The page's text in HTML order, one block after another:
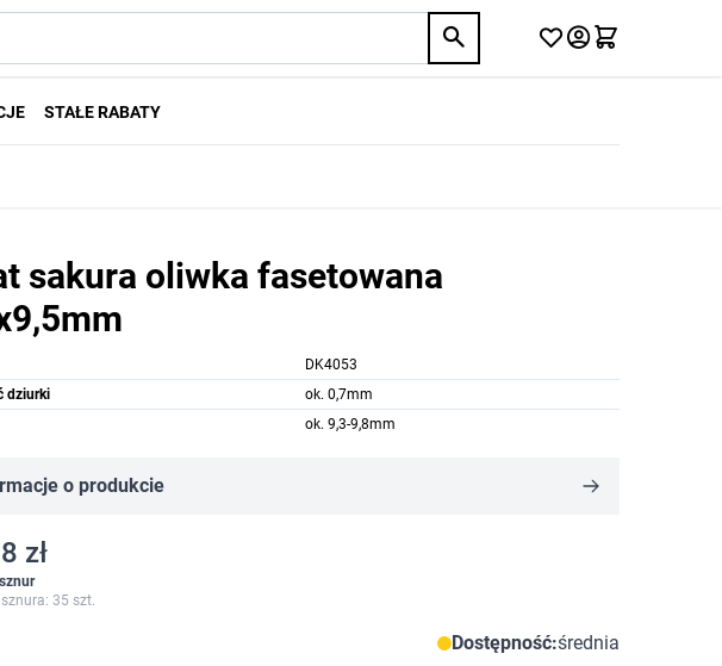
STAŁE RABATY
sakura oliwka fasetowana
DK4053
dziurki
ok. 0,7mm
ok. 9,3-9,8mm
o produkcie
zł
sznura: 35 szt.
Dostępność:średnia